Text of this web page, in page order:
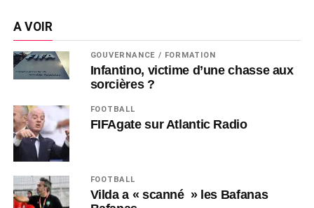
A VOIR
GOUVERNANCE / FORMATION
Infantino, victime d’une chasse aux
sorcières ?
FOOTBALL
FIFAgate sur Atlantic Radio
FOOTBALL
Vilda a « scanné » les Bafanas